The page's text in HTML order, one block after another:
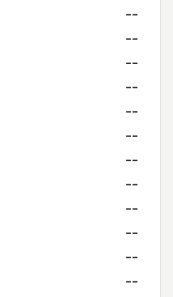
--
--
--
--
--
--
--
--
--
--
--
--